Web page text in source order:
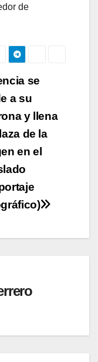
de
se
a su
y llena
de la
en el